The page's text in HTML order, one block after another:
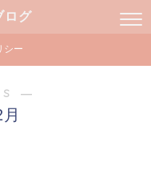
ログ
シー
―